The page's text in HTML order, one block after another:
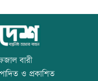
দাম কমলেও ডিমের দাম
দিবস
বারী
ও প্রকাশিত